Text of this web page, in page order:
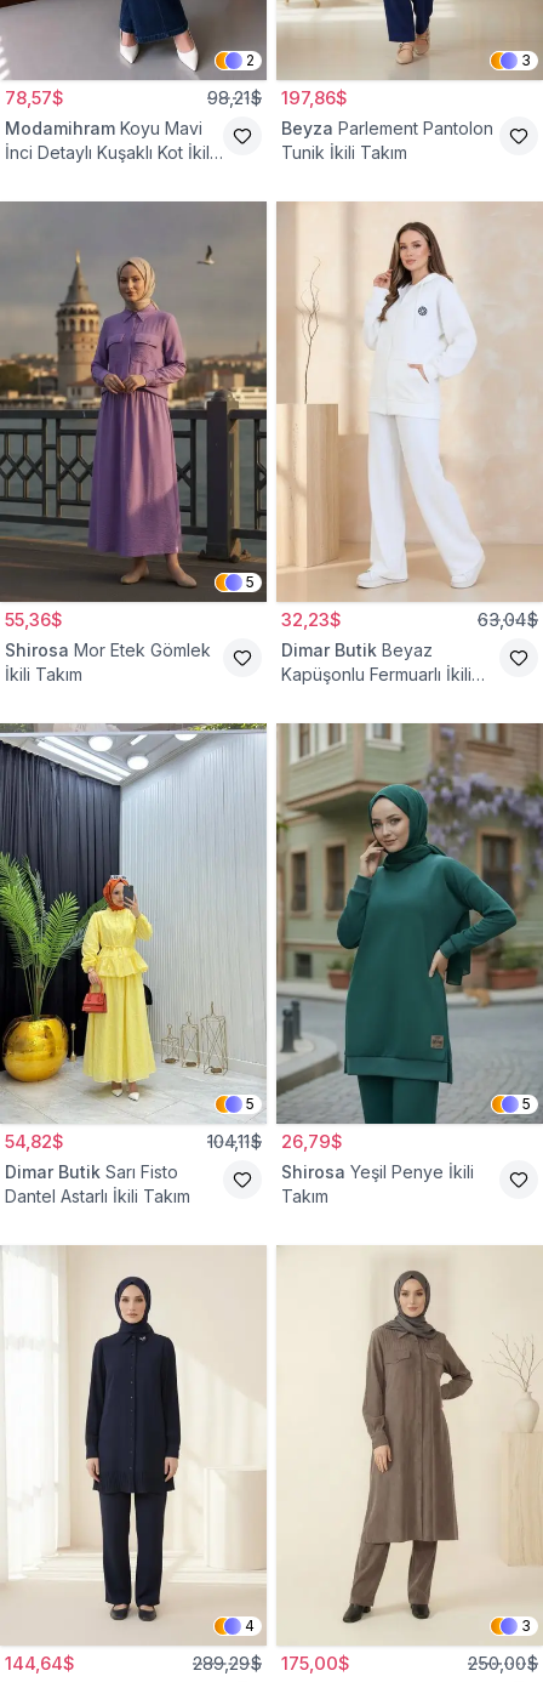
2
78,57$ 98,21$
Modamihram Koyu Mavi
İnci Detaylı Kuşaklı Kot İkili
3
197,86$
Beyza Parlement Pantolon
Tunik İkili Takım
5
55,36$
Shirosa Mor Etek Gömlek
İkili Takım
32,23$ 63,04$
Dimar Butik Beyaz
Kapüşonlu Fermuarlı İkili
5
54,82$ 104,11$
Dimar Butik Sarı Fisto
Dantel Astarlı İkili Takım
5
26,79$
Shirosa Yeşil Penye İkili
Takım
4
144,64$ 289,29$
3
175,00$ 250,00$